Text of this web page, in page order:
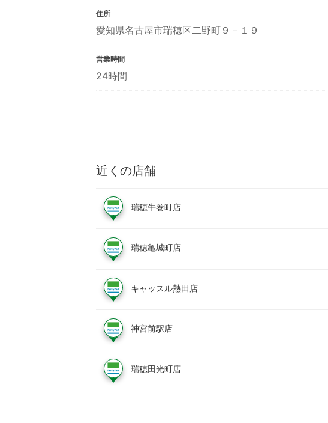
住所
愛知県名古屋市瑞穂区二野町９－１９
営業時間
24時間
近くの店舗
瑞穂牛巻町店
瑞穂亀城町店
キャッスル熱田店
神宮前駅店
瑞穂田光町店